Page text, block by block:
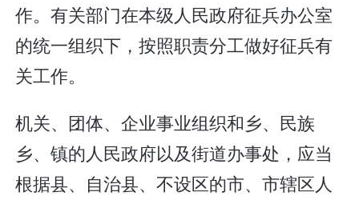
作。有关部门在本级人民政府征兵办公室
的统一组织下，按照职责分工做好征兵有
关工作。
机关、团体、企业事业组织和乡、民族
乡、镇的人民政府以及街道办事处，应当
根据县、自治县、不设区的市、市辖区人